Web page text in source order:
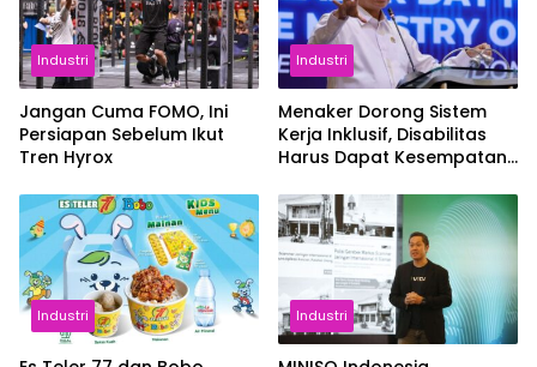
Industri
Jangan Cuma FOMO, Ini
Persiapan Sebelum Ikut
Tren Hyrox
Industri
Menaker Dorong Sistem
Kerja Inklusif, Disabilitas
Harus Dapat Kesempatan
Industri Industri